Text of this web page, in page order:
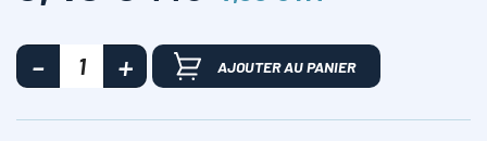
AJOUTER AU PANIER